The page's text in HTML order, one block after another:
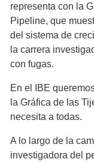
representa con la
Pipeline, que
del sistema de
la carrera
con fugas.
En el IBE
la Gráfica de las
necesita a todas.
A lo largo de la
investigadora del